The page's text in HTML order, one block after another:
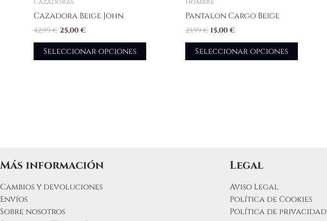
Cazadoras
Cazadora Beige John
42,99€ 25,00€
Seleccionar opciones
Hombre
Pantalon Cargo Beige
25,99€ 15,00€
Seleccionar opciones
Más información
Cambios y devoluciones
Envíos
Sobre nosotros
Legal
Aviso Legal
Política de Cookies
Política de privacidad